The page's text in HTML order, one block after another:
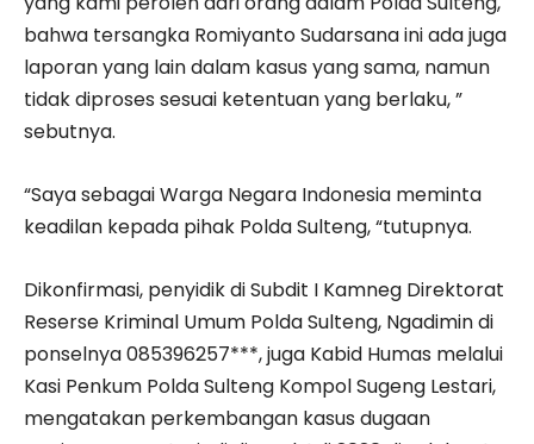
bahwa tersangka Romiyanto Sudarsana ini ada juga
laporan yang lain dalam kasus yang sama, namun
tidak diproses sesuai ketentuan yang berlaku, ”
sebutnya.
“Saya sebagai Warga Negara Indonesia meminta
keadilan kepada pihak Polda Sulteng, “tutupnya.
Dikonfirmasi, penyidik di Subdit I Kamneg Direktorat
Reserse Kriminal Umum Polda Sulteng, Ngadimin di
ponselnya 085396257***, juga Kabid Humas melalui
Kasi Penkum Polda Sulteng Kompol Sugeng Lestari,
mengatakan perkembangan kasus dugaan